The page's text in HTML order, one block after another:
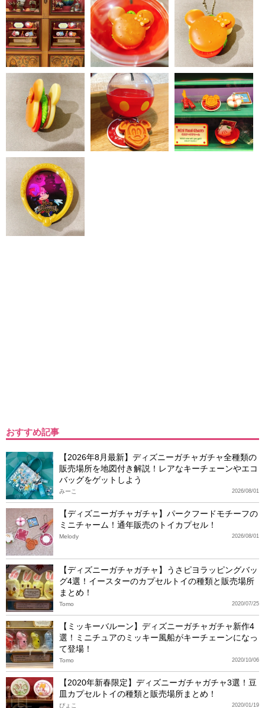
おすすめ記事
【2026年8月最新】ディズニーガチャガチャ全種類の
販売場所を地図付き解説！レアなキーチェーンやエコ
バッグをゲットしよう
2026/08/01
みーこ
【ディズニーガチャガチャ】パークフードモチーフの
ミニチャーム！通年販売のトイカプセル！
2026/08/01
Melody
【ディズニーガチャガチャ】うさピヨラッピングバッ
グ4選！イースターのカプセルトイの種類と販売場所
まとめ！
2020/07/25
Tomo
【ミッキーバルーン】ディズニーガチャガチャ新作4
選！ミニチュアのミッキー風船がキーチェーンになっ
て登場！
2020/10/06
Tomo
【2020年新春限定】ディズニーガチャガチャ3選！豆
皿カプセルトイの種類と販売場所まとめ！
2020/01/19
ぴょこ